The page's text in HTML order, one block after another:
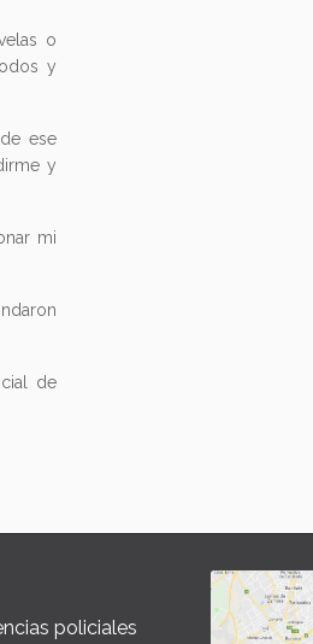
o
y
ese
y
mi
de
policiales